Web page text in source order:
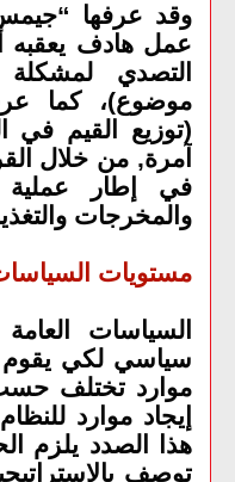
وقد عرفها
عمل هادف يعقبه
التصدي
موضوع)، كما
(توزيع القيم في
آمرة, من خلال
في إطار عملية
والمخرجات
مستويات
السياسات
سياسي لكي يقوم
موارد تختلف
إيجاد موارد
هذا الصدد يلزم
توصف